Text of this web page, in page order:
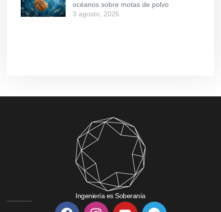
océanos sobre motas de polvo
3 agosto, 2026
Ingeniería es Soberanía